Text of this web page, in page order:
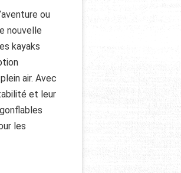
ou
nouvelle
kayaks
air. Avec
et leur
les
: UNE OPTION PRATIQUE POUR LES